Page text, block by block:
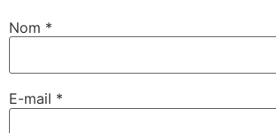
Nom *
E-mail *